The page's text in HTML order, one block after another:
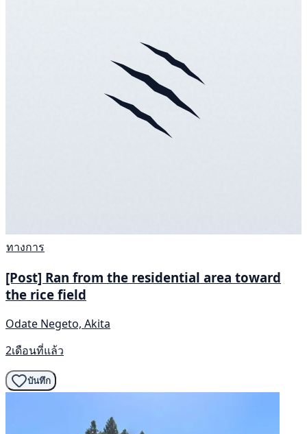
ทางการ
[Post] Ran from the residential area toward
the rice field
Odate Negeto, Akita
2เดือนที่แล้ว
บันทึก